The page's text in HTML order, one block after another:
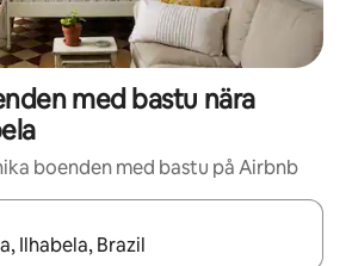
med bastu nära
boenden med bastu på Airbnb
kan du navigera med upp- och